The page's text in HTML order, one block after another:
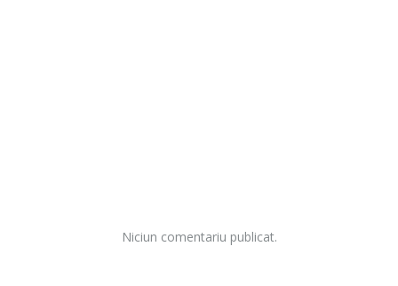
Niciun comentariu publicat.